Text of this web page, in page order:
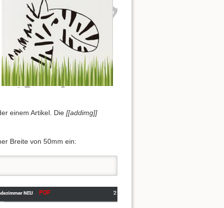
einem Artikel. Die [[addimg]]
Breite von 50mm ein: